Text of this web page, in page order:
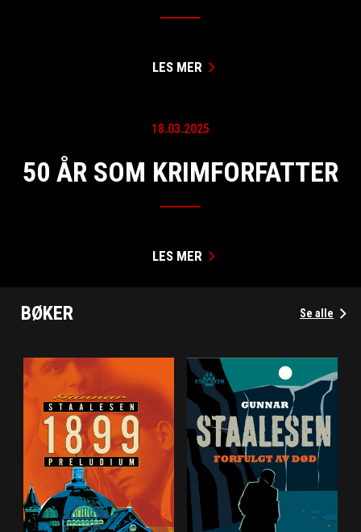
LES MER
18.03.2025
50 ÅR SOM KRIMFORFATTER
LES MER
BØKER Se alle